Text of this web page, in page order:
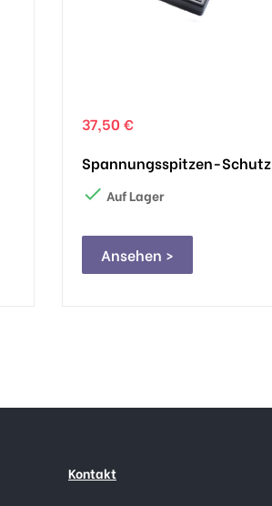
37,50 €
Spannungsspitzen-Schutz
 Auf Lager
Ansehen >
Kontakt